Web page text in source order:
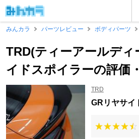
みんカラ
パーツレビュー ボディパーツ
TRD(ティーアールディ
イドスポイラーの評価
TRD
GRリヤサイ